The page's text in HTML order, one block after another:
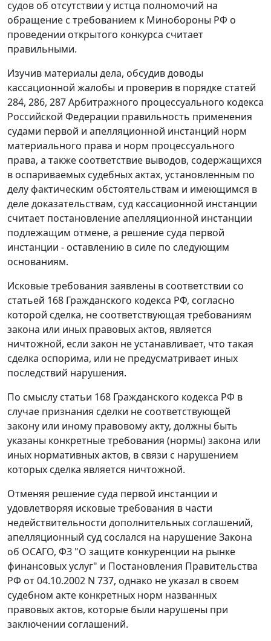
судов об отсутствии у истца полномочий на
обращение с требованием к Минобороны РФ о
проведении открытого конкурса считает
правильными.
Изучив материалы дела, обсудив доводы
кассационной жалобы и проверив в порядке статей
284, 286, 287Арбитражного процессуального кодекса
Российской Федерации правильность применения
судами первой и апелляционной инстанций норм
материального права и норм процессуального
права, а также соответствие выводов, содержащихся
в оспариваемых судебных актах, установленным по
делу фактическим обстоятельствам и имеющимся в
деле доказательствам, суд кассационной инстанции
считает постановление апелляционной инстанции
подлежащим отмене, а решение суда первой
инстанции - оставлению в силе по следующим
основаниям.
Исковые требования заявлены в соответствии со
статьей 168 Гражданского кодекса РФ, согласно
которой сделка, не соответствующая требованиям
закона или иных правовых актов, является
ничтожной, если закон не устанавливает, что такая
сделка оспорима, или не предусматривает иных
последствий нарушения.
По смыслу статьи 168 Гражданского кодекса РФ в
случае признания сделки не соответствующей
закону или иному правовому акту, должны быть
указаны конкретные требования (нормы) закона или
иных нормативных актов, в связи с нарушением
которых сделка является ничтожной.
Отменяя решение суда первой инстанции и
удовлетворяя исковые требования в части
недействительности дополнительных соглашений,
апелляционный суд сослался на нарушениеЗакона
об ОСАГО, ФЗ "О защите конкуренции на рынке
финансовых услуг" и Постановления Правительства
РФ от 04.10.2002 N 737, однако не указал в своем
судебном акте конкретных норм названных
правовых актов, которые были нарушены при
заключении соглашений.